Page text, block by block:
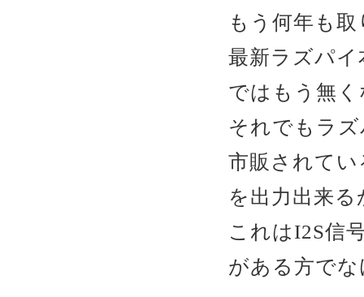
もう何年も
最新ラズパイ
ではもう無
それでもラ
市販されて
を出力出来る
これはI2S信
がある方で